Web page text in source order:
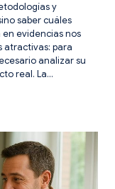
y
saber cuáles
evidencias nos
atractivas: para
analizar su
real. La…